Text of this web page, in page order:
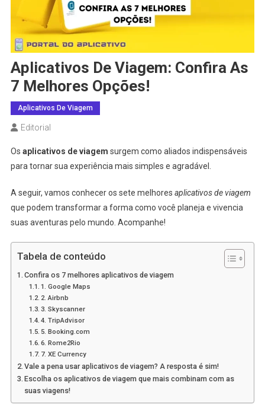
Aplicativos De Viagem: Confira As
7 Melhores Opções!
Aplicativos De Viagem
Editorial
Os aplicativos de viagem surgem como aliados indispensáveis
para tornar sua experiência mais simples e agradável.
A seguir, vamos conhecer os sete melhores aplicativos de viagem
que podem transformar a forma como você planeja e vivencia
suas aventuras pelo mundo. Acompanhe!
Tabela de conteúdo
Confira os 7 melhores aplicativos de viagem
1. Google Maps
2. Airbnb
3. Skyscanner
4. TripAdvisor
5. Booking.com
6. Rome2Rio
7. XE Currency
Vale a pena usar aplicativos de viagem? A resposta é sim!
Escolha os aplicativos de viagem que mais combinam com as
suas viagens!